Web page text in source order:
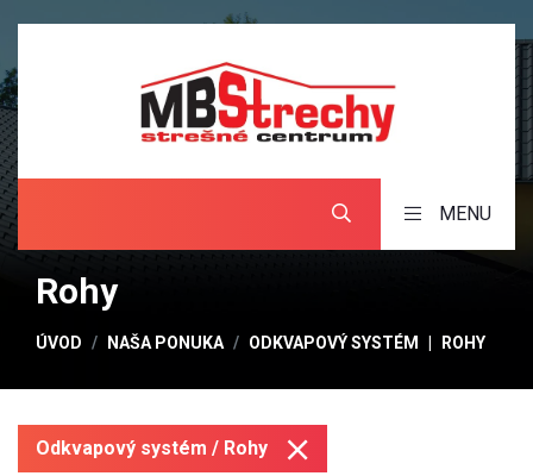
MENU
Rohy
ÚVOD NAŠA PONUKA ODKVAPOVÝ SYSTÉM ROHY
Odkvapový systém / Rohy